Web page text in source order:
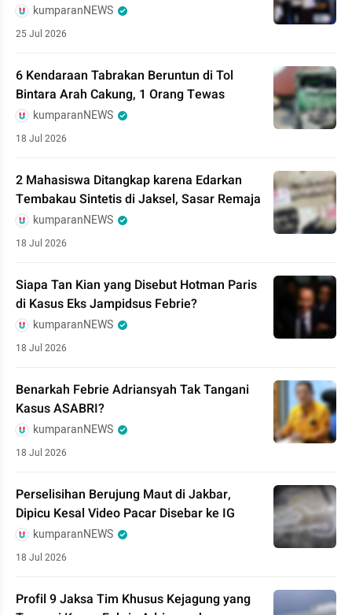
kumparanNEWS
25 Jul 2026
6 Kendaraan Tabrakan Beruntun di Tol
Bintara Arah Cakung, 1 Orang Tewas
kumparanNEWS
18 Jul 2026
2 Mahasiswa Ditangkap karena Edarkan
Tembakau Sintetis di Jaksel, Sasar Remaja
kumparanNEWS
18 Jul 2026
Siapa Tan Kian yang Disebut Hotman Paris
di Kasus Eks Jampidsus Febrie?
kumparanNEWS
18 Jul 2026
Benarkah Febrie Adriansyah Tak Tangani
Kasus ASABRI?
kumparanNEWS
18 Jul 2026
Perselisihan Berujung Maut di Jakbar,
Dipicu Kesal Video Pacar Disebar ke IG
kumparanNEWS
18 Jul 2026
Profil 9 Jaksa Tim Khusus Kejagung yang